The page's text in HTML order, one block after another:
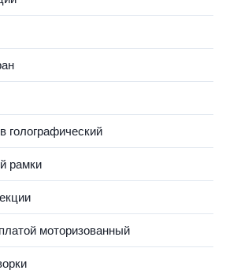
голографический
рамки
моторизованный